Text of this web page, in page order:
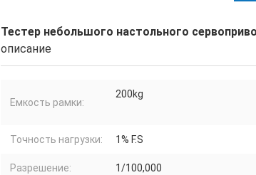
Тестер небольшого настольного
описание
Емкость рамки:
200kg
Точность нагрузки: 1% F.S
Разрешение: 1/100,000